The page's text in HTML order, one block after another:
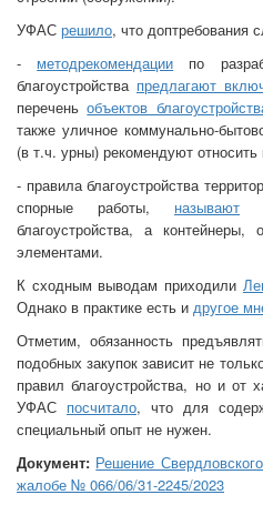
УФАС решило, что доптребования
- методрекомендации по
благоустройства предлагают
переченьобъектов
также уличное коммунально-
(в т.ч. урны) рекомендуют относить
- правила благоустройства
спорные работы, называют
благоустройства, а
элементами.
К сходным выводам приходили
Однако в практике есть и другое
Отметим, обязанность
подобных закупок зависит не
правил благоустройства, но и от
УФАС посчитало, что для
специальный опыт не нужен.
Документ: Решение
жалобе № 066/06/31-2245/2023